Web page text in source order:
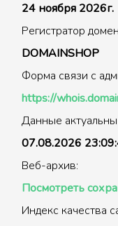
24 ноября 2026г.
Регистратор
DOMAINSHOP
Форма связи с
https://
Данные
07.08.2026
Веб-архив:
Посмотреть
Индекс качества